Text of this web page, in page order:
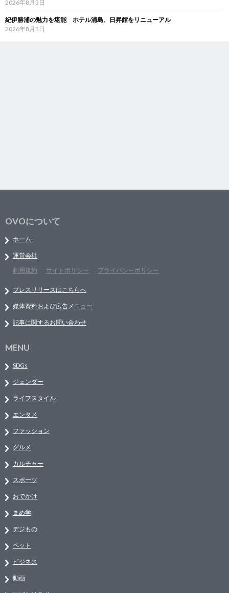
2026年8月3日
紀伊勝浦の魅力を堪能 ホテル浦島、日昇館をリニューアル
2026年8月3日
OVOについて
ホーム
運営会社
利用規約
サイトポリシー プライバシーポリシー
プレスリリースはこちらへ
媒体資料および広告メニュー
記事に関するお問い合わせ
MENU
SDGs
ジェンダー
ライフスタイル
エンタメ
ファッション
グルメ
カルチャー
スポーツ
おでかけ
まめ学
デジもの
ペット
ビジネス
動画